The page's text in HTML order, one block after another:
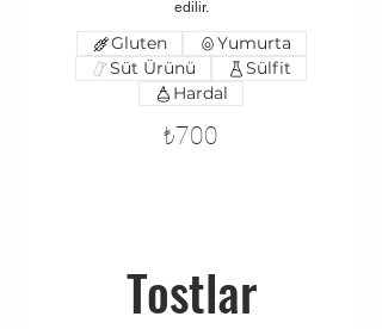
edilir.
₺700
Gluten
Yumurta
Süt Ürünü
Sülfit
Hardal
Tostlar